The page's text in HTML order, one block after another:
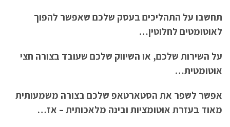
תחשבו על התהליכים בעסק שלכם שאפשר להפוך
לאוטומטים לחלוטין…
על השירות שלכם, או השיווק שלכם שעובד בצורה חצי
אוטומטית…
אפשר לשפר את הסטארטאפ שלכם בצורה משמעותית
מאוד בעזרת אוטומציות ובינה מלאכותית – אז…